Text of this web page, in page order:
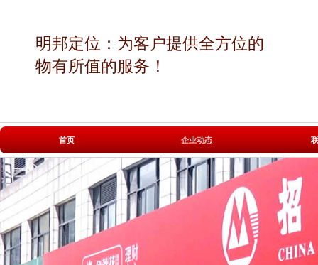
首页 企业动态
明邦定位：为客户提供全方位的
物有所值的服务！